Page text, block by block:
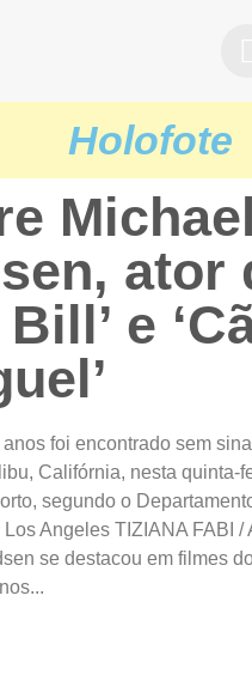
Holofote
Michael
ator
e
foi encontrado sem
Califórnia, nesta quinta-
segundo o
Angeles TIZIANA FABI /
se destacou em filmes